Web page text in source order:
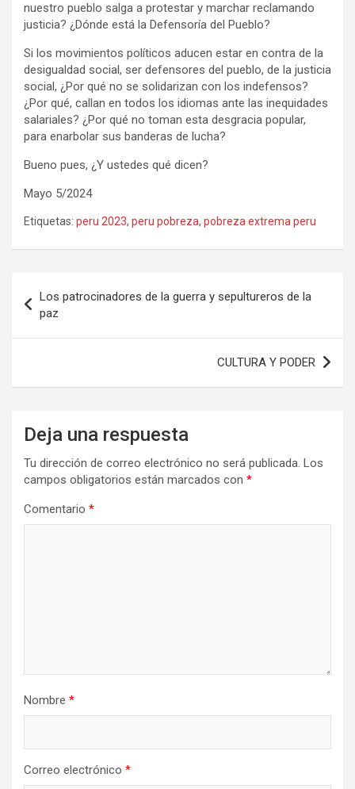
nuestro pueblo salga a protestar y marchar reclamando
justicia? ¿Dónde está la Defensoría del Pueblo?
Si los movimientos políticos aducen estar en contra de la
desigualdad social, ser defensores del pueblo, de la justicia
social, ¿Por qué no se solidarizan con los indefensos?
¿Por qué, callan en todos los idiomas ante las inequidades
salariales? ¿Por qué no toman esta desgracia popular,
para enarbolar sus banderas de lucha?
Bueno pues, ¿Y ustedes qué dicen?
Mayo 5/2024
Etiquetas: peru 2023, peru pobreza, pobreza extrema peru
de
entradas
Los patrocinadores de la guerra y sepultureros de la
paz
CULTURA Y PODER
Deja una respuesta
Tu dirección de correo electrónico no será publicada. Los
campos obligatorios están marcados con *
Comentario *
Nombre *
Correo electrónico *